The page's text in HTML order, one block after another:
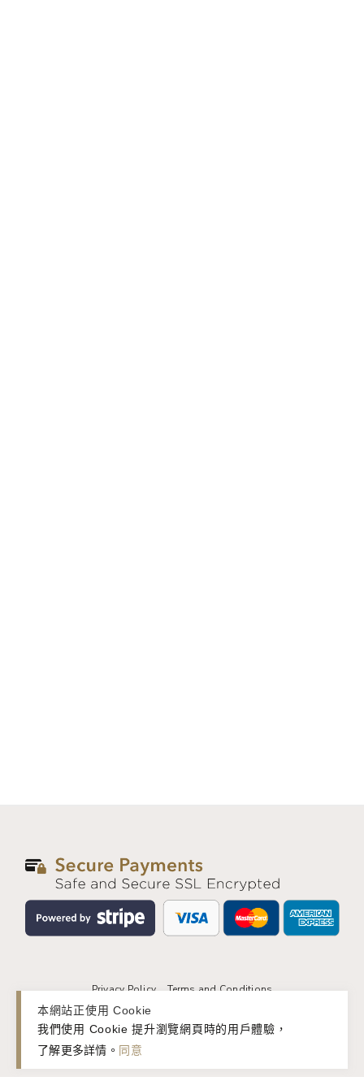
Privacy Policy Terms and Conditions
© 2026 basic&. All rights reserved.
本網站正使用 Cookie
我們使用 Cookie 提升瀏覽網頁時的用戶體驗，
了解更多詳情 。 同意